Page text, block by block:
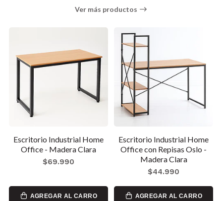
Ver más productos
Escritorio Industrial Home
Office - Madera Clara
$69.990
AGREGAR AL CARRO
Escritorio Industrial Home
Office con Repisas Oslo -
Madera Clara
$44.990
AGREGAR AL CARRO